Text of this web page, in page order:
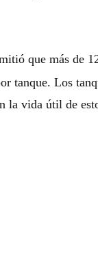
que más de
tanque. Los
la vida útil de